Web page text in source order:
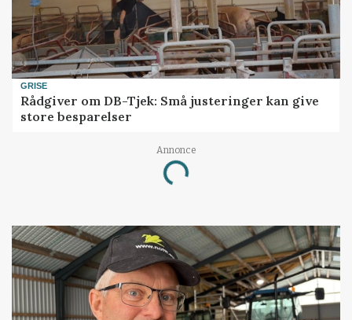
GRISE
Rådgiver om DB-Tjek: Små justeringer kan give
store besparelser
Annonce
Loading...